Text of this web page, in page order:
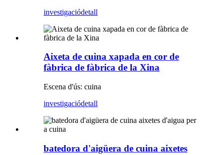
investigaciódetall
Aixeta de cuina xapada en cor de
fàbrica de fàbrica de la Xina
Escena d'ús: cuina
investigaciódetall
batedora d'aigüera de cuina aixetes